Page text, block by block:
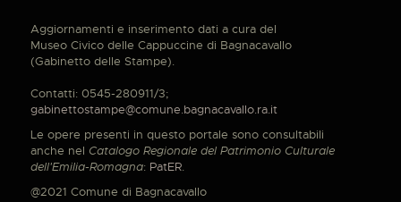
Aggiornamenti e inserimento dati a cura del
Museo Civico delle Cappuccine di Bagnacavallo
(Gabinetto delle Stampe).
Contatti: 0545-280911/3;
gabinettostampe@comune.bagnacavallo.ra.it
Le opere presenti in questo portale sono consultabili
anche nel Catalogo Regionale del Patrimonio Culturale
dell'Emilia-Romagna: PatER.
@2021 Comune di Bagnacavallo